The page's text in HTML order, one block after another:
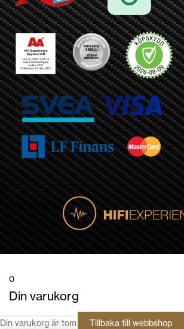
0
Din varukorg
Din varukorg är tom Tillbaka till webbshop